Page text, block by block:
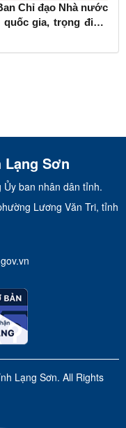
Chỉ đạo Nhà nước
gia, trọng điểm
Sơn
Ủy ban nhân dân tỉnh.
Lương Văn Tri, tỉnh
Lạng Sơn. All Rights